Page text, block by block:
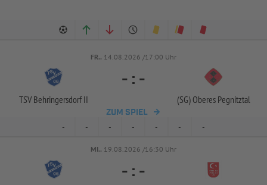
FR.. 14.08.2026 /17:00 Uhr
TSV Behringersdorf II
- : -
(SG) Oberes Pegnitztal
ZUM SPIEL
- - - - - - -
MI.. 19.08.2026 /16:30 Uhr
- : -